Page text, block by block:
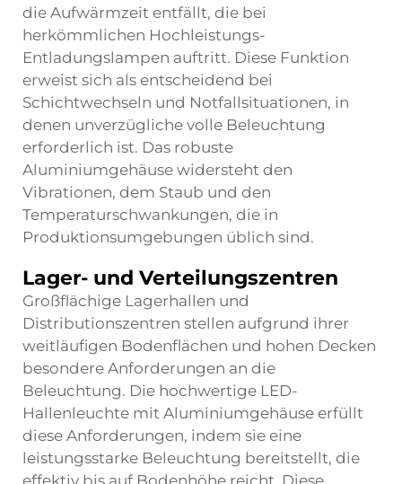
die Aufwärmzeit entfällt, die bei
herkömmlichen Hochleistungs-
Entladungslampen auftritt. Diese Funktion
erweist sich als entscheidend bei
Schichtwechseln und Notfallsituationen, in
denen unverzügliche volle Beleuchtung
erforderlich ist. Das robuste
Aluminiumgehäuse widersteht den
Vibrationen, dem Staub und den
Temperaturschwankungen, die in
Produktionsumgebungen üblich sind.
Lager- und Verteilungszentren
Großflächige Lagerhallen und
Distributionszentren stellen aufgrund ihrer
weitläufigen Bodenflächen und hohen Decken
besondere Anforderungen an die
Beleuchtung. Die hochwertige LED-
Hallenleuchte mit Aluminiumgehäuse erfüllt
diese Anforderungen, indem sie eine
leistungsstarke Beleuchtung bereitstellt, die
effektiv bis auf Bodenhöhe reicht. Diese